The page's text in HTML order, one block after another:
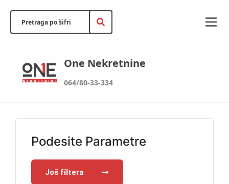
One Nekretnine
064/80-33-334
Podesite Parametre
Još filtera